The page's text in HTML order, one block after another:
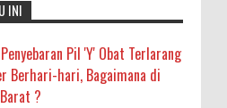
INI
Pil 'Y' Obat Terlarang
Berhari-hari, Bagaimana di
?